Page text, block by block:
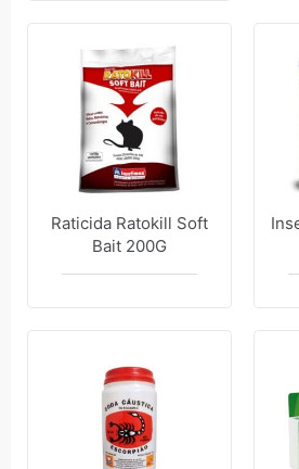
Raticida Ratokill Soft
Bait 200G